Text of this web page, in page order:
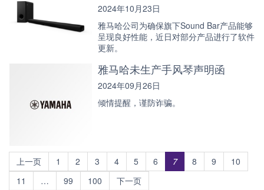
2024年10月23日
雅马哈公司为确保旗下Sound Bar产品能够
呈现良好性能，近日对部分产品进行了软件
更新。
雅马哈未生产手风琴声明函
2024年09月26日
倾情提醒，谨防诈骗。
上一页 1 2 3 4 5 6 7 8 9
10
11
… 99 100 下一页